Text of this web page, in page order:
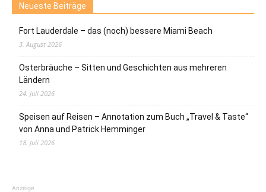
Neueste Beiträge
Fort Lauderdale – das (noch) bessere Miami Beach
3. August 2026
Osterbräuche – Sitten und Geschichten aus mehreren
Ländern
24. Juli 2026
Speisen auf Reisen – Annotation zum Buch „Travel & Taste“
von Anna und Patrick Hemminger
18. Juli 2026
Anzeige